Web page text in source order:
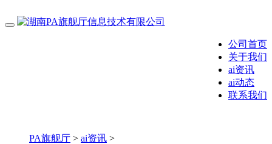
公司首页
关于我们
ai资讯
ai动态
联系我们
PA旗舰厅 > ai资讯 >